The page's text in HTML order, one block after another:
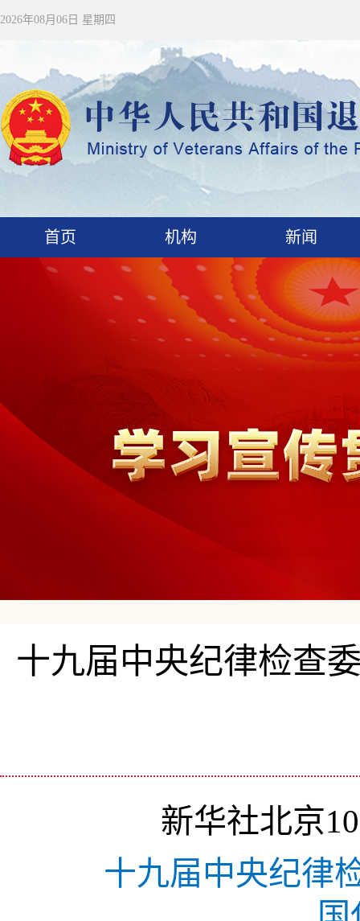
2026年08月06日 星期四
首页 机构 新闻
十九届中央纪律检查
新华社北京10
十九届中央纪律